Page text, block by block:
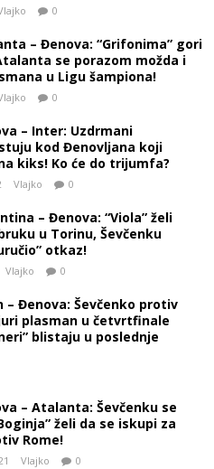
0
– Đenova: “Grifonima” gori
se porazom možda i
u Ligu šampiona!
0
– Inter: Uzdrmani
kod Đenovljana koji
kiks! Ko će do trijumfa?
Vlajko 0
– Đenova: “Viola” želi
u Torinu, Ševčenku
otkaz!
Vlajko 0
– Đenova: Ševčenko protiv
plasman u četvrtfinale
blistaju u poslednje
– Atalanta: Ševčenku se
želi da se iskupi za
Rome!
Vlajko 0